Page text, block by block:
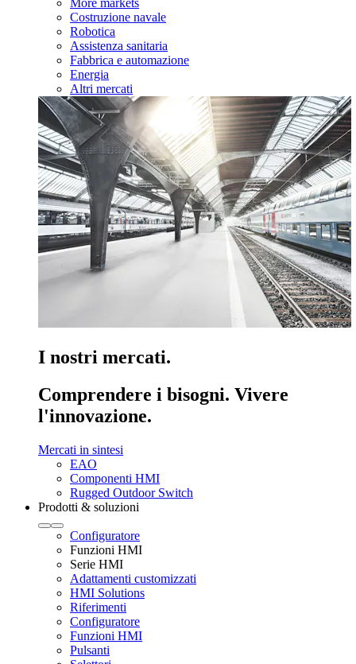
More markets
Costruzione navale
Robotica
Assistenza sanitaria
Fabbrica e automazione
Energia
Altri mercati
I nostri mercati.
Comprendere i bisogni. Vivere
l'innovazione.
Mercati in sintesi
EAO
Componenti HMI
Rugged Outdoor Switch
Prodotti & soluzioni
Configuratore
Funzioni HMI
Serie HMI
Adattamenti customizzati
HMI Solutions
Riferimenti
Configuratore
Funzioni HMI
Pulsanti